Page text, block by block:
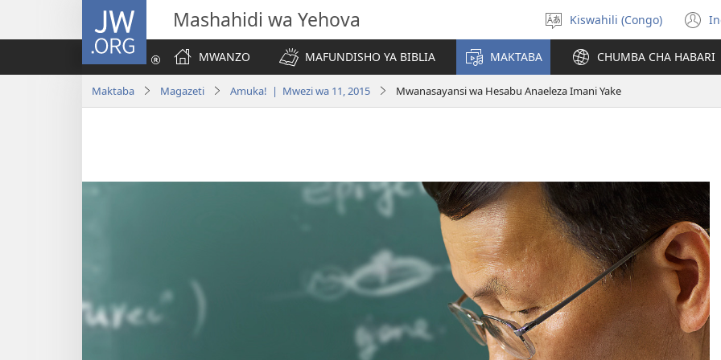
JW.ORG Mashahidi wa Yehova
Chagua
luga
Kiswahili (Congo)
MWANZO
MAFUNDISHO YA BIBLIA MAKTABA CHUMBA CHA HABARI
Maktaba Magazeti Amuka! | Mwezi wa 11, 2015 Mwanasayansi wa Hesabu Anaeleza Imani Yake